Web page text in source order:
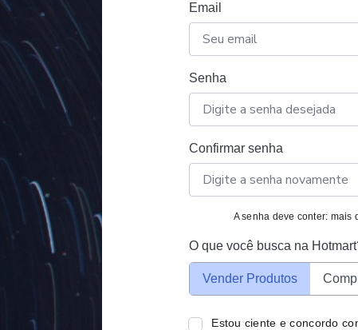
Email
Senha
Confirmar senha
A senha deve conter: mais
O que você busca na
Vender Produtos
Estou ciente e concordo